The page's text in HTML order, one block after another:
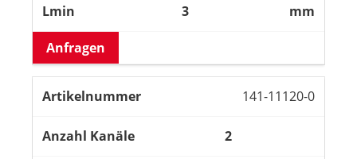
3 mm
Anfragen
141-11120-0
2